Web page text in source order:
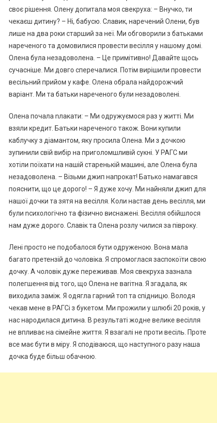
своє рішення. Олену допитала моя свекруха: – Внучко, ти
чекаєш дитину? – Ні, бабусю. Славик, наречений Олени, був
лише на два роки старший за неї. Ми обговорили з батьками
нареченого та домовилися провести весілля у нашому домі.
Олена була незадоволена. – Це примітивно! Давайте щось
сучасніше. Ми довго сперечалися. Потім вирішили провести
весільний прийом у кафе. Олена обрала найдорожчий
варіант. Ми та батьки нареченого були незадоволені.
Олена почала nлакати: – Ми одружуємося раз у житті. Ми
взяли кредит. Батьки нареченого також. Вони купили
каблучку з діамантом, яку просила Олена. Ми з дочкою
зупинили свій вибір на приголомшливій сукні. У РАГС ми
хотіли поїхати на нашій старенькій машині, але Олена була
незадоволена. – Візьми джип напрокат! Батько намагався
пояснити, що це дорого! – Я дуже хочу. Ми найняли джип для
нашої дочки та зятя на весілля. Коли настав день весілля, ми
були nсихологічно та фізично виснажені. Весілля обійшлося
нам дуже дорого. Славік та Олена розлу чилися за півроку.
Лені просто не подобалося бути одруженою. Вона мала
багато претензій до чоловіка. Я спромоглася заспокоїти свою
дочку. А чоловік дуже переживав. Моя свекруха зазнала
полегшення від того, що Олена не ваrітна. Я згадала, як
виходила заміж. Я одягла гарний топ та спідницю. Володя
чекав мене в РАГСі з букетом. Ми прожили у шлюбі 20 років, у
нас народилася дитина. В результаті жодне велике весілля
не впливає на сімейне життя. Я взагалі не проти весіль. Проте
все має бути в міру. Я сподіваюся, що наступного разу наша
дочка буде більш обачною.